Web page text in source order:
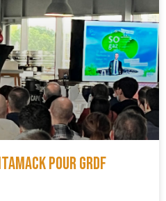
pour GRDF